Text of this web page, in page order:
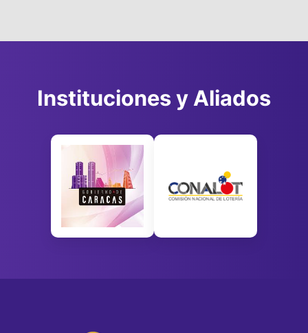
Instituciones y Aliados